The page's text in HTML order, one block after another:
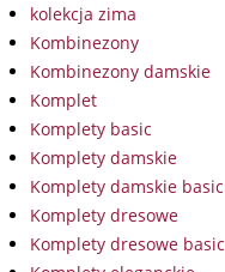
kolekcja zima
Kombinezony
Kombinezony damskie
Komplet
Komplety basic
Komplety damskie
Komplety damskie basic
Komplety dresowe
Komplety dresowe basic